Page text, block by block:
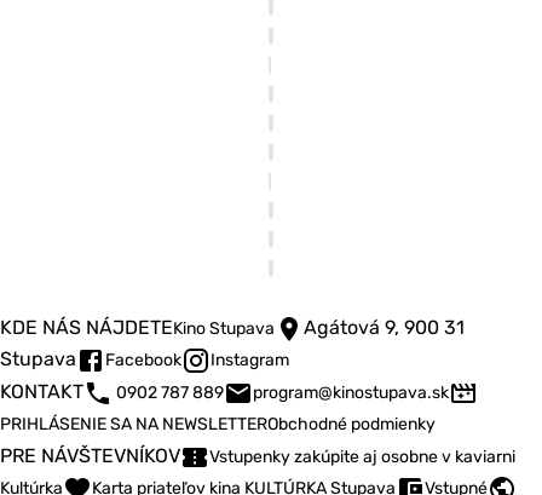
KDE NÁS NÁJDETEKino Stupava
Agátová 9, 900 31
Stupava
Facebook Instagram
KONTAKT 0902 787 889
program@kinostupava.sk
PRIHLÁSENIE SA NA NEWSLETTERObchodné podmienky
PRE NÁVŠTEVNÍKOV
Vstupenky zakúpite aj osobne v kaviarni
Kultúrka
Karta priateľov kina KULTÚRKA Stupava Vstupné